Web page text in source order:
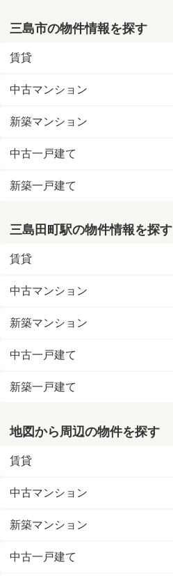
三島市の物件情報を探す
賃貸
中古マンション
新築マンション
中古一戸建て
新築一戸建て
三島田町駅の物件情報を探す
賃貸
中古マンション
新築マンション
中古一戸建て
新築一戸建て
地図から周辺の物件を探す
賃貸
中古マンション
新築マンション
中古一戸建て